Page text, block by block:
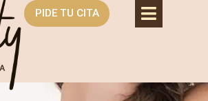
PIDE TU CITA